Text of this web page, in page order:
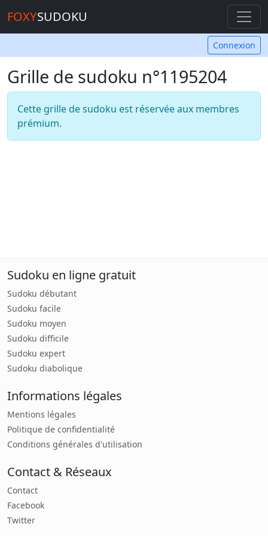
FOXYSUDOKU
Connexion
Grille de sudoku n°1195204
Cette grille de sudoku est réservée aux membres
prémium.
Sudoku en ligne gratuit
Sudoku débutant
Sudoku facile
Sudoku moyen
Sudoku difficile
Sudoku expert
Sudoku diabolique
Informations légales
Mentions légales
Politique de confidentialité
Conditions générales d'utilisation
Contact & Réseaux
Contact
Facebook
Twitter